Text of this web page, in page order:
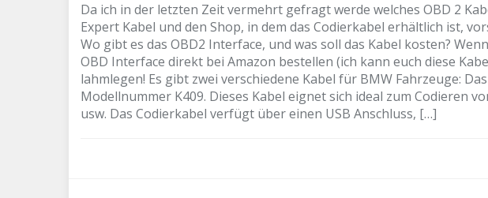
Da ich in der letzten Zeit vermehrt gefragt werde welches OBD 2
Expert Kabel und den Shop, in dem das Codierkabel erhältlich ist,
Wo gibt es das OBD2 Interface, und was soll das Kabel kosten?
OBD Interface direkt bei Amazon bestellen (ich kann euch diese
lahmlegen! Es gibt zwei verschiedene Kabel für BMW Fahrzeuge:
Modellnummer K409. Dieses Kabel eignet sich ideal zum Codieren
usw. Das Codierkabel verfügt über einen USB Anschluss, […]